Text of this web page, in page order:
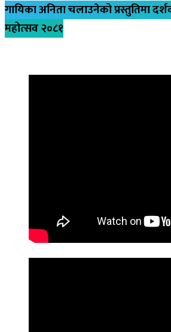
गायिका अनिता चलाउनेको प्रस्तुतिमा
महोत्सव २०८१